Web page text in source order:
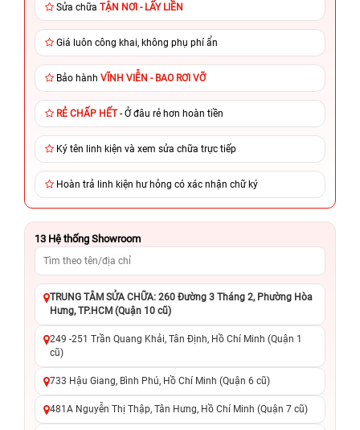
Sửa chữa TẬN NƠI - LẤY LIỀN
Giá luôn công khai, không phụ phí ẩn
Bảo hành VĨNH VIỄN - BAO RƠI VỠ
RẺ CHẤP HẾT- Ở đâu rẻ hơn hoàn tiền
Ký tên linh kiện và xem sửa chữa trực tiếp
Hoàn trả linh kiện hư hỏng có xác nhận chữ ký
13 Hệ thống Showroom
TRUNG TÂM SỬA CHỮA: 260 Đường 3 Tháng 2, Phường Hòa
Hưng, TP.HCM (Quận 10 cũ)
249 -251 Trần Quang Khải, Tân Định, Hồ Chí Minh (Quận 1
cũ)
733 Hậu Giang, Bình Phú, Hồ Chí Minh (Quận 6 cũ)
481A Nguyễn Thị Thập, Tân Hưng, Hồ Chí Minh (Quận 7 cũ)